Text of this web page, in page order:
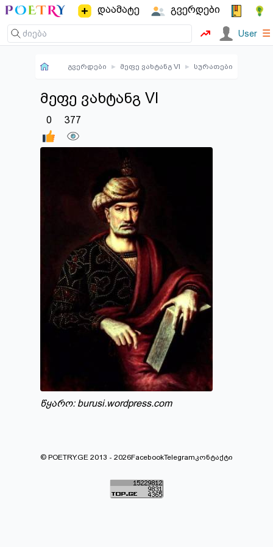
დაამატე გვერდები
User ☰
გვერდები ▸ მეფე ვახტანგ VI ▸ სურათები
მეფე ვახტანგ VI
0 377
წყარო: burusi.wordpress.com
© POETRY.GE 2013 - 2026FacebookTelegramკონტაქტი